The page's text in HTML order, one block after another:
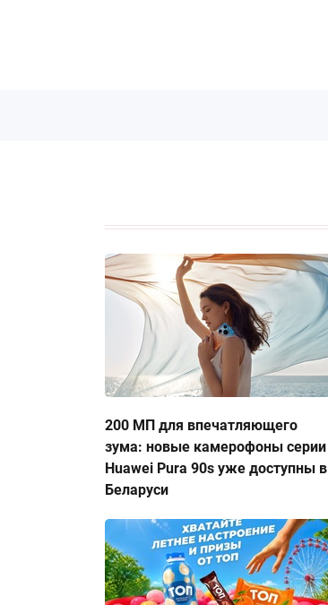
200 МП для впечатляющего
зума: новые камерофоны серии
Huawei Pura 90s уже доступны в
Беларуси